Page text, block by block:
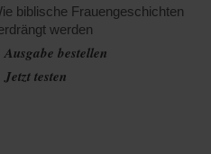
biblische Frauengeschichten
werden
Ausgabe bestellen
Jetzt testen